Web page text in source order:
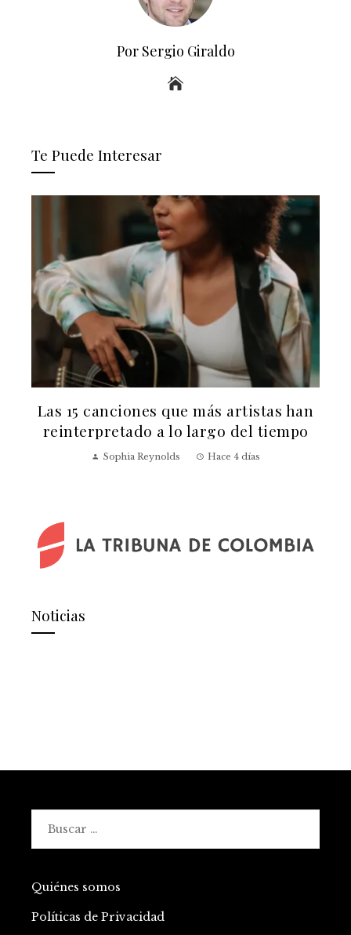
Por Sergio Giraldo
Te Puede Interesar
Cómo afecta la no participación de BTS
en los Grammy 2027 a la percepción
global
Noticias
Quiénes somos
Políticas de Privacidad